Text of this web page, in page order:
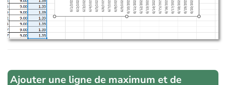
Ajouter une ligne de maximum et de